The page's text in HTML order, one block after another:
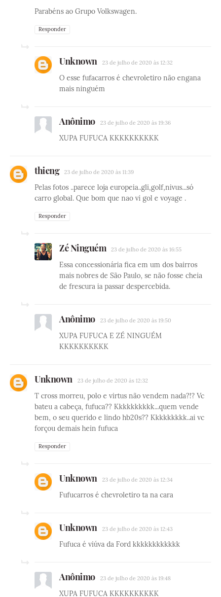
Parabéns ao Grupo Volkswagen.
Responder
Unknown 23 de julho de 2020 às 12:32
O esse fufacarros é chevroletiro não engana
mais ninguém
Anônimo 23 de julho de 2020 às 19:36
XUPA FUFUCA KKKKKKKKKK
thieng 23 de julho de 2020 às 11:39
Pelas fotos ..parece loja europeia..gli,golf,nivus...só
carro global. Que bom que nao vi gol e voyage .
Responder
Zé Ninguém 23 de julho de 2020 às 16:55
Essa concessionária fica em um dos bairros
mais nobres de São Paulo, se não fosse cheia
de frescura ia passar despercebida.
Anônimo 23 de julho de 2020 às 19:50
XUPA FUFUCA E ZÉ NINGUÉM
KKKKKKKKKK
Unknown 23 de julho de 2020 às 12:32
T cross morreu, polo e virtus não vendem nada?!? Vc
bateu a cabeça, fufuca?? Kkkkkkkkkk...quem vende
bem, o seu querido e lindo hb20s?? Kkkkkkkkk..ai vc
forçou demais hein fufuca
Responder
Unknown 23 de julho de 2020 às 12:34
Fufucarros é chevroletiro ta na cara
Unknown 23 de julho de 2020 às 12:43
Fufuca é viúva da Ford kkkkkkkkkkkk
Anônimo 23 de julho de 2020 às 19:48
XUPA FUFUCA KKKKKKKKKK